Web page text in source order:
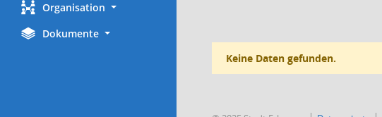
Organisation
Dokumente
Keine Daten gefunden.